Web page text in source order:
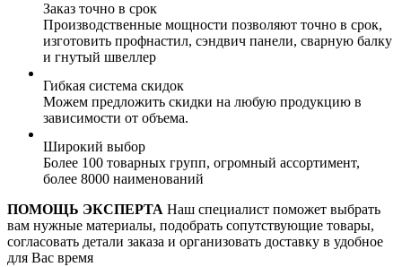
Заказ точно в срок
Производственные мощности позволяют точно в срок,
изготовить профнастил, сэндвич панели, сварную балку
и гнутый швеллер
Гибкая система скидок
Можем предложить скидки на любую продукцию в
зависимости от объема.
Широкий выбор
Более 100 товарных групп, огромный ассортимент,
более 8000 наименований
ПОМОЩЬ ЭКСПЕРТА Наш специалист поможет выбрать
вам нужные материалы, подобрать сопутствующие товары,
согласовать детали заказа и организовать доставку в удобное
для Вас время